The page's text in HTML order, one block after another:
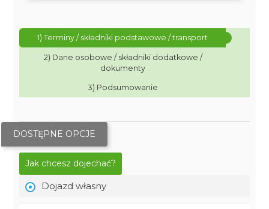
1) Terminy / składniki podstawowe / transport
2) Dane osobowe / składniki dodatkowe /
dokumenty
3) Podsumowanie
DOSTĘPNE OPCJE
Jak chcesz dojechać?
Dojazd własny